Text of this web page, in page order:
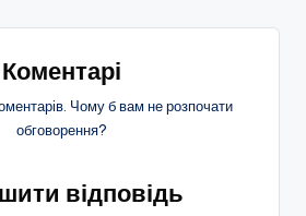
Коментарі
Чому б вам не розпочати
обговорення?
відповідь